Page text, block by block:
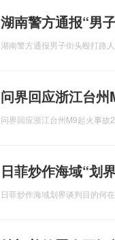
湖南警方通报“男
湖南警方通报男子街头殴打路人
问界回应浙江台
问界回应浙江台州M9起火事故
日菲炒作海域“划
日菲炒作海域划界谈判目的何在